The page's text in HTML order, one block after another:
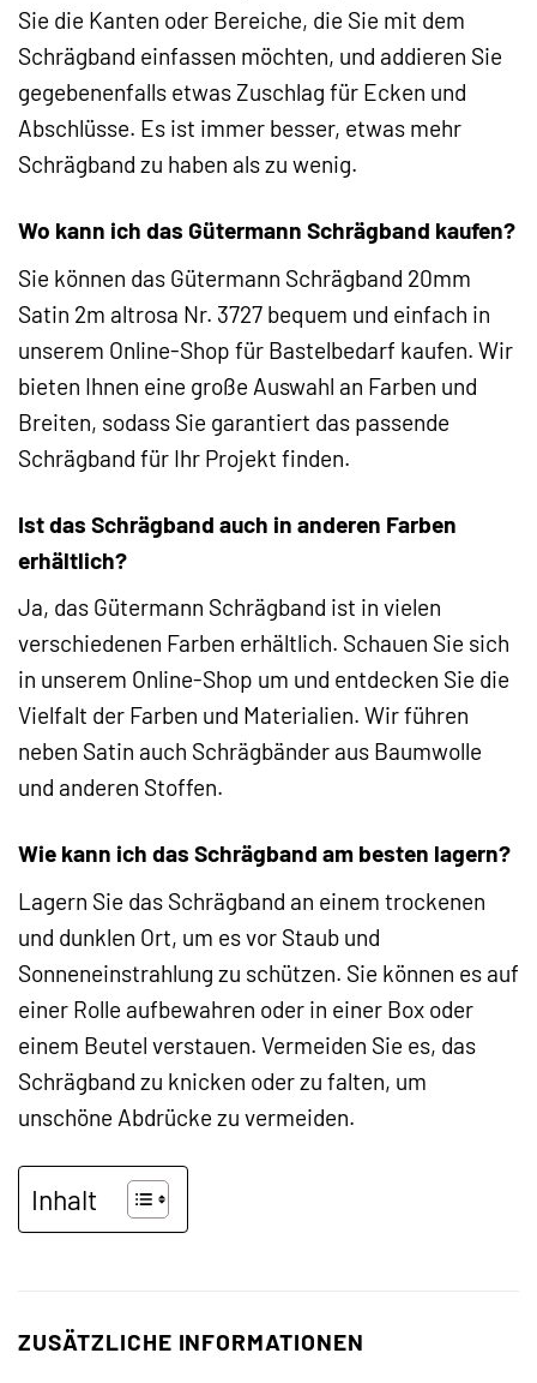
Sie die Kanten oder Bereiche, die Sie mit dem
Schrägband einfassen möchten, und addieren Sie
gegebenenfalls etwas Zuschlag für Ecken und
Abschlüsse. Es ist immer besser, etwas mehr
Schrägband zu haben als zu wenig.
Wo kann ich das Gütermann Schrägband kaufen?
Sie können das Gütermann Schrägband 20mm
Satin 2m altrosa Nr. 3727 bequem und einfach in
unserem Online-Shop für Bastelbedarf kaufen. Wir
bieten Ihnen eine große Auswahl an Farben und
Breiten, sodass Sie garantiert das passende
Schrägband für Ihr Projekt finden.
Ist das Schrägband auch in anderen Farben
erhältlich?
Ja, das Gütermann Schrägband ist in vielen
verschiedenen Farben erhältlich. Schauen Sie sich
in unserem Online-Shop um und entdecken Sie die
Vielfalt der Farben und Materialien. Wir führen
neben Satin auch Schrägbänder aus Baumwolle
und anderen Stoffen.
Wie kann ich das Schrägband am besten lagern?
Lagern Sie das Schrägband an einem trockenen
und dunklen Ort, um es vor Staub und
Sonneneinstrahlung zu schützen. Sie können es auf
einer Rolle aufbewahren oder in einer Box oder
einem Beutel verstauen. Vermeiden Sie es, das
Schrägband zu knicken oder zu falten, um
unschöne Abdrücke zu vermeiden.
Inhalt
ZUSÄTZLICHE INFORMATIONEN